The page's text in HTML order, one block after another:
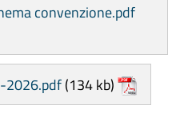
convenzione.pdf
2026.pdf(134 kb)